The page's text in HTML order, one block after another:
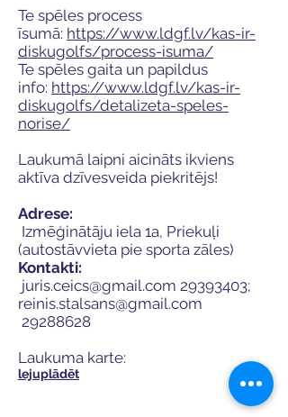
Te spēles process
īsumā: https://www.ldgf.lv/kas-ir-
diskugolfs/process-isuma/
Te spēles gaita un papildus
info: https://www.ldgf.lv/kas-ir-
diskugolfs/detalizeta-speles-
norise/
Laukumā laipni aicināts ikviens
aktīva dzīvesveida piekritējs!
Adrese:
Izmēģinātāju iela 1a, Priekuļi
(autostāvvieta pie sporta zāles)
Kontakti:
juris.ceics@gmail.com 29393403;
reinis.stalsans@gmail.com
29288628
Laukuma karte:
lejuplādēt